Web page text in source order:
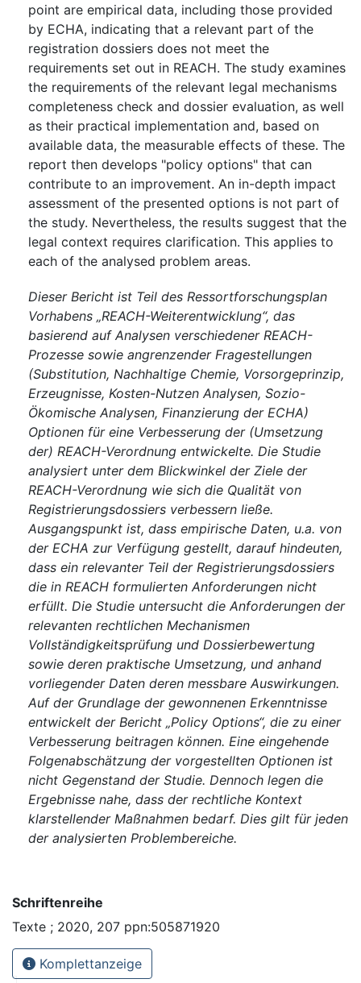
point are empirical data, including those provided
by ECHA, indicating that a relevant part of the
registration dossiers does not meet the
requirements set out in REACH. The study examines
the requirements of the relevant legal mechanisms
completeness check and dossier evaluation, as well
as their practical implementation and, based on
available data, the measurable effects of these. The
report then develops "policy options" that can
contribute to an improvement. An in-depth impact
assessment of the presented options is not part of
the study. Nevertheless, the results suggest that the
legal context requires clarification. This applies to
each of the analysed problem areas.
Dieser Bericht ist Teil des Ressortforschungsplan
Vorhabens „REACH-Weiterentwicklung“, das
basierend auf Analysen verschiedener REACH-
Prozesse sowie angrenzender Fragestellungen
(Substitution, Nachhaltige Chemie, Vorsorgeprinzip,
Erzeugnisse, Kosten-Nutzen Analysen, Sozio-
Ökomische Analysen, Finanzierung der ECHA)
Optionen für eine Verbesserung der (Umsetzung
der) REACH-Verordnung entwickelte. Die Studie
analysiert unter dem Blickwinkel der Ziele der
REACH-Verordnung wie sich die Qualität von
Registrierungsdossiers verbessern ließe.
Ausgangspunkt ist, dass empirische Daten, u.a. von
der ECHA zur Verfügung gestellt, darauf hindeuten,
dass ein relevanter Teil der Registrierungsdossiers
die in REACH formulierten Anforderungen nicht
erfüllt. Die Studie untersucht die Anforderungen der
relevanten rechtlichen Mechanismen
Vollständigkeitsprüfung und Dossierbewertung
sowie deren praktische Umsetzung, und anhand
vorliegender Daten deren messbare Auswirkungen.
Auf der Grundlage der gewonnenen Erkenntnisse
entwickelt der Bericht „Policy Options“, die zu einer
Verbesserung beitragen können. Eine eingehende
Folgenabschätzung der vorgestellten Optionen ist
nicht Gegenstand der Studie. Dennoch legen die
Ergebnisse nahe, dass der rechtliche Kontext
klarstellender Maßnahmen bedarf. Dies gilt für jeden
der analysierten Problembereiche.
Schriftenreihe
Texte ; 2020, 207 ppn:505871920
Komplettanzeige